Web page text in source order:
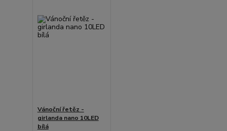
Vánoční řetěz -
girlanda nano 10LED
bílá